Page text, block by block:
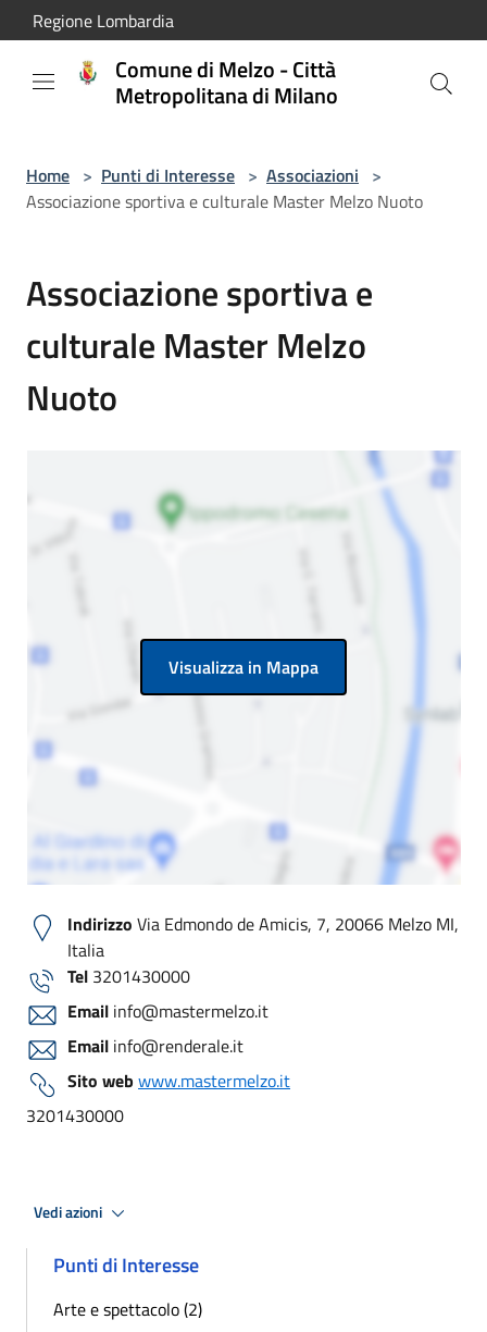
Salta al contenuto principale
Regione Lombardia
Comune di Melzo - Città
Metropolitana di Milano
Home > Punti di Interesse > Associazioni >
Associazione sportiva e culturale Master Melzo Nuoto
Associazione sportiva e
culturale Master Melzo
Nuoto
Visualizza in Mappa
Indirizzo Via Edmondo de Amicis, 7, 20066 Melzo MI,
Italia
Tel 3201430000
Email info@mastermelzo.it
Email info@renderale.it
Sito web www.mastermelzo.it
3201430000
Vedi azioni
Punti di Interesse
Arte e spettacolo (2)